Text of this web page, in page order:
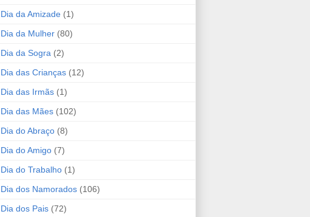
Dia da Amizade (1)
Dia da Mulher (80)
Dia da Sogra (2)
Dia das Crianças (12)
Dia das Irmãs (1)
Dia das Mães (102)
Dia do Abraço (8)
Dia do Amigo (7)
Dia do Trabalho (1)
Dia dos Namorados (106)
Dia dos Pais (72)